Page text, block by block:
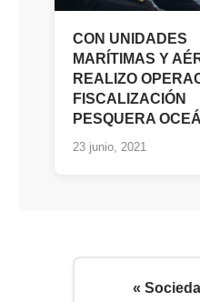
CON UNIDADES
MARÍTIMAS Y
REALIZO
FISCALIZACIÓN
PESQUERA
23 junio, 2021
«